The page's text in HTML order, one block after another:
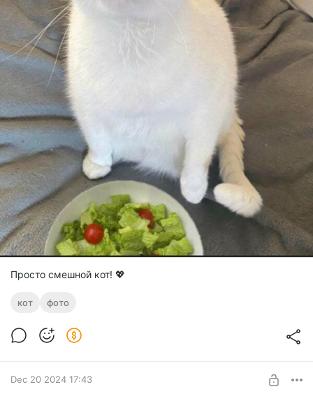
Просто смешной кот! 💖
кот фото
Dec 20 2024 17:43